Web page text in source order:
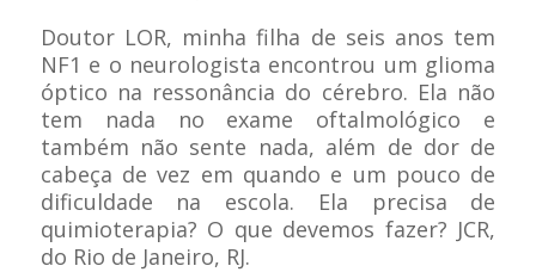
Doutor LOR, minha filha de seis anos tem
NF1 e o neurologista encontrou um glioma
óptico na ressonância do cérebro. Ela não
tem nada no exame oftalmológico e
também não sente nada, além de dor de
cabeça de vez em quando e um pouco de
dificuldade na escola. Ela precisa de
quimioterapia? O que devemos fazer? JCR,
do Rio de Janeiro, RJ.